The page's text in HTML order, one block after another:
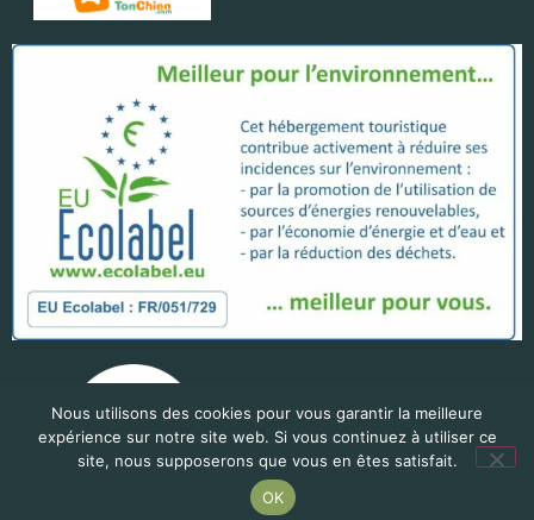
Nous utilisons des cookies pour vous garantir la meilleure
expérience sur notre site web. Si vous continuez à utiliser ce
site, nous supposerons que vous en êtes satisfait.
OK